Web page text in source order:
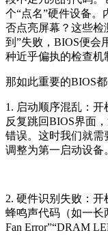
个“点名”硬件设备
否点亮屏幕？这些检
到”失败，BIOS便会
种近乎偏执的检查机
那如此重要的BIOS
1. 启动顺序混乱：开
反复跳回BIOS界面
错误。这时我们就需
调整为第一启动设备
2. 硬件识别失败：
蜂鸣声代码（如一长
Fan Error”“DRAM